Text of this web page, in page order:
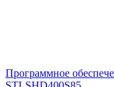
Программное